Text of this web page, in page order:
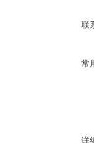
联
常
详